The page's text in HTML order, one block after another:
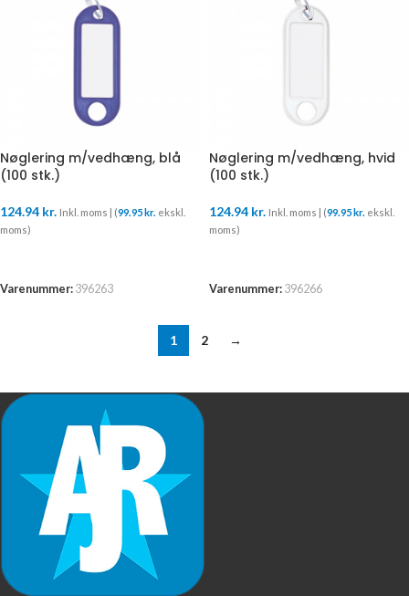
Nøglering m/vedhæng, blå
(100 stk.)
124.94 kr. Inkl. moms | (99.95 kr. ekskl.
moms)
Varenummer: 396263
Nøglering m/vedhæng, hvid
(100 stk.)
124.94 kr. Inkl. moms | (99.95 kr. ekskl.
moms)
Varenummer: 396266
1 2 →